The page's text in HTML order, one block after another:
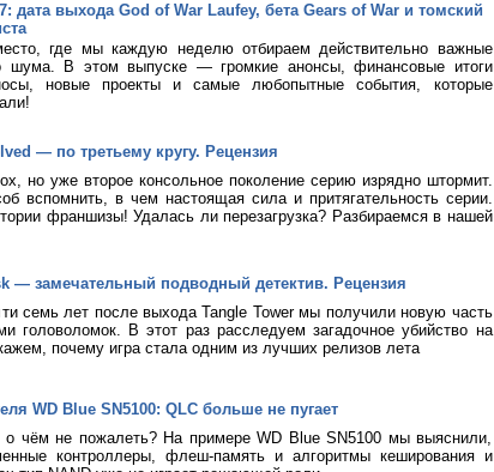
дата выхода God of War Laufey, бета Gears of War и томский
где мы каждую неделю отбираем действительно важные
шума. В этом выпуске — громкие анонсы, финансовые итоги
новые проекты и самые любопытные события, которые
— по третьему кругу. Рецензия
но уже второе консольное поколение серию изрядно штормит.
вспомнить, в чем настоящая сила и притягательность серии.
франшизы! Удалась ли перезагрузка? Разбираемся в нашей
— замечательный подводный детектив. Рецензия
семь лет после выхода Tangle Tower мы получили новую часть
головоломок. В этот раз расследуем загадочное убийство на
почему игра стала одним из лучших релизов лета
WD Blue SN5100: QLC больше не пугает
чём не пожалеть? На примере WD Blue SN5100 мы выяснили,
контроллеры, флеш-память и алгоритмы кеширования и